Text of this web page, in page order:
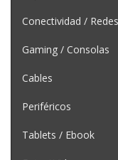
Conectividad / Redes
Gaming / Consolas
Cables
Periféricos
Tablets / Ebook